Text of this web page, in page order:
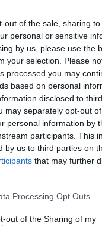
out of the sale, sharing
personal or sensitive
by us, please use the
your selection. Please
processed you may
based on personal
disclosed to
may separately opt-out
personal information by
participants. This
by us to third parties on
that may further
this website/app uses one
visit or usage behaviour.
Processing Opt Outs
out of the Sharing of my
Δημοφιλή
30χρονη μετά από
του ΠΑΟΚ: «Με
κάτι
ή πρόβλημα στο
στα Χανιά,